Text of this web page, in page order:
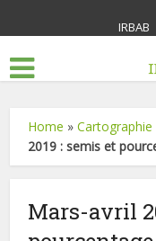
IRBAB
Home »Cartographie
2019 : semis et
Mars-avril